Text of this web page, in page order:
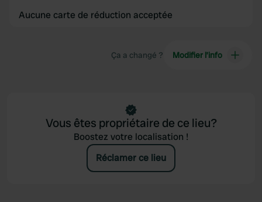
Aucune carte de réduction acceptée
Ça a changé ? Modifier l’info
Vous êtes propriétaire de ce lieu?
Boostez votre localisation !
Réclamer ce lieu